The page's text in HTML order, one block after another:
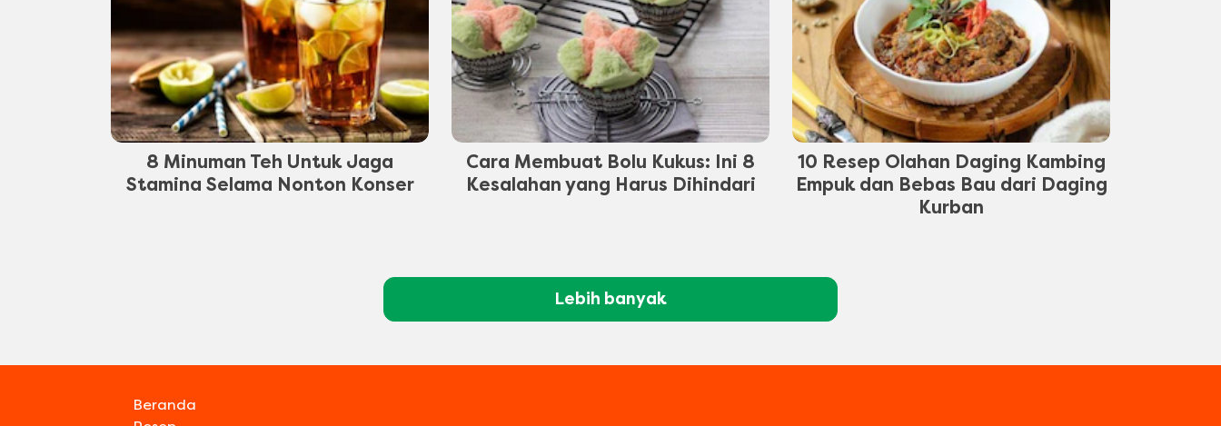
8 Minuman Teh Untuk Jaga
Stamina Selama Nonton Konser
Cara Membuat Bolu Kukus: Ini 8
Kesalahan yang Harus Dihindari
10 Resep Olahan Daging Kambing
Empuk dan Bebas Bau dari Daging
Kurban
Lebih banyak
Beranda